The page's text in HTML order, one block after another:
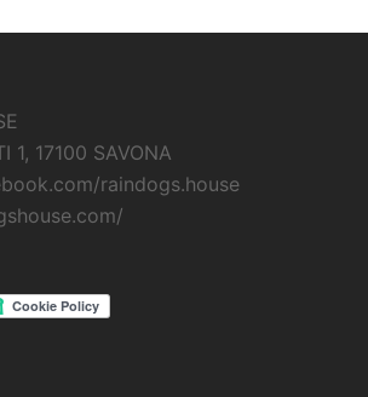
1, 17100 SAVONA
raindogs.house